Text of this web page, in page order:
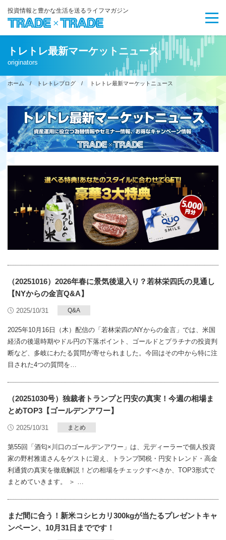
投資情報と豊かな生活を送るライフマガジン
トレトレ最新マーケットニュース
originators
ホーム / トレトレブログ / トレトレ最新マーケットニュース
（20251016）2026年春に景気後退入り？若林栄四氏の見通し
【NYからの金言Q&A】
2025/10/31 Q&A
2025年10月16日（木）配信の「若林栄四のNYからの金言」では、米国
経済の後退時期やドル円の下落ポイント、ゴールドとプラチナの投資判
断など、多岐にわたる質問が寄せられました。今回はその中から特に注
目された4つの質問を…
（20251030号）独裁者トランプと円安の真実！今週の相場ま
とめTOP3【ゴールデンアワー】
2025/10/31 まとめ
第55回「酒匂×川口のゴールデンアワー」は、元ディーラーで個人投資
家の野村雅道さんをゲストに迎え、トランプ関税・円安トレンド・高金
利通貨の真実を徹底解説！どの相場をチェックすべきか、TOP3形式で
まとめていきます。 ＞ …
まだ間に合う！新米コシヒカリ300kgが当たるプレゼントキャ
ンペーン、10月31日までです！